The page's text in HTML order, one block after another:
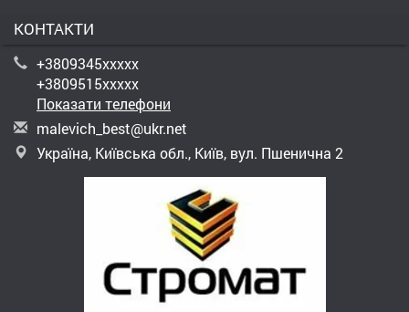
КОНТАКТИ
+3809345xxxxx
+3809515xxxxx
Показати телефони
malevich_best@ukr.net
Україна, Київська обл., Київ, вул. Пшенична 2